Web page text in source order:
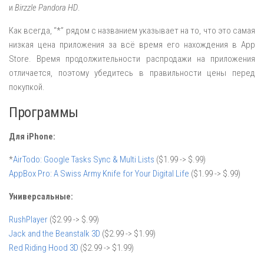
и Birzzle Pandora HD.
Как всегда, “*” рядом с названием указывает на то, что это самая
низкая цена приложения за всё время его нахождения в App
Store. Время продолжительности распродажи на приложения
отличается, поэтому убедитесь в правильности цены перед
покупкой.
Программы
Для iPhone:
*AirTodo: Google Tasks Sync & Multi Lists ($1.99 -> $.99)
AppBox Pro: A Swiss Army Knife for Your Digital Life ($1.99 -> $.99)
Универсальные:
RushPlayer ($2.99 -> $.99)
Jack and the Beanstalk 3D ($2.99 -> $1.99)
Red Riding Hood 3D ($2.99 -> $1.99)